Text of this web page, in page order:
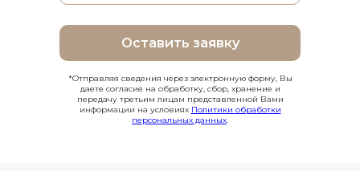
Оставить заявку
*Отправляя сведения через электронную форму, Вы
даете согласие на обработку, сбор, хранение и
передачу третьим лицам представленной Вами
информации на условиях Политики обработки
персональных данных.